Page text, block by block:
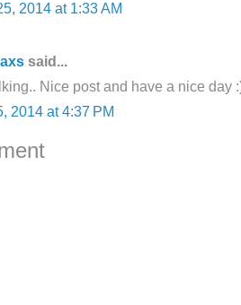
2014 at 1:33 AM
said...
Nice post and have a nice day
2014 at 4:37 PM